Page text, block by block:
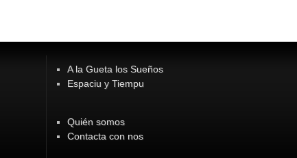
A la Gueta los Sueños
Espaciu y Tiempu
Quién somos
Contacta con nos